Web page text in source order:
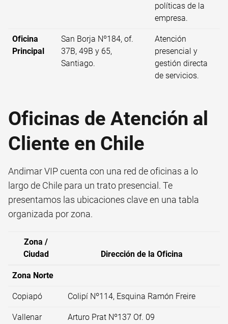
políticas de la
empresa.
Oficina
Principal
San Borja Nº184, of.
37B, 49B y 65,
Santiago.
Atención
presencial y
gestión directa
de servicios.
Oficinas de Atención al
Cliente en Chile
Andimar VIP cuenta con una red de oficinas a lo
largo de Chile para un trato presencial. Te
presentamos las ubicaciones clave en una tabla
organizada por zona.
Zona /
Ciudad
Dirección de la Oficina
Zona Norte
Copiapó Colipí Nº114, Esquina Ramón Freire
Vallenar Arturo Prat Nº137 Of. 09